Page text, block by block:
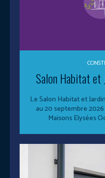
Salon Habitat
Le Salon Habitat et
au 20 septembre 2026
Maisons Elysées